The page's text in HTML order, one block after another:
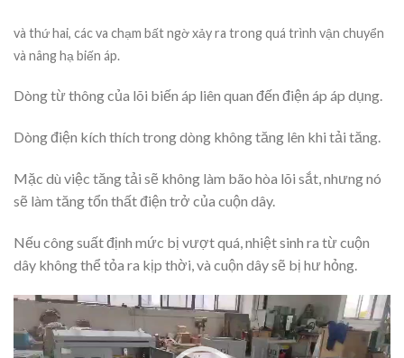
và thứ hai, các va chạm bất ngờ xảy ra trong quá trình vận chuyển
và nâng hạ biến áp.
Dòng từ thông của lõi biến áp liên quan đến điện áp áp dụng.
Dòng điện kích thích trong dòng không tăng lên khi tải tăng.
Mặc dù việc tăng tải sẽ không làm bão hòa lõi sắt, nhưng nó
sẽ làm tăng tổn thất điện trở của cuộn dây.
Nếu công suất định mức bị vượt quá, nhiệt sinh ra từ cuộn
dây không thể tỏa ra kịp thời, và cuộn dây sẽ bị hư hỏng.
Video
Player